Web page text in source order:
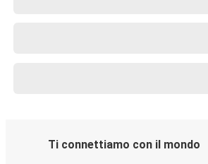
Ti connettiamo con il mondo